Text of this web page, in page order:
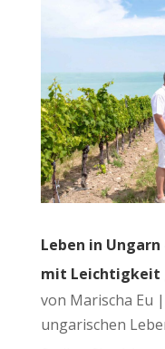
Leben in
mit Leichtigkeit
von Marischa Eu |
ungarischen